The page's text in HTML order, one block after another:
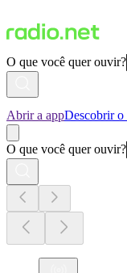
O que você quer ouvir?
Abrir a appDescobrir o
O que você quer ouvir?